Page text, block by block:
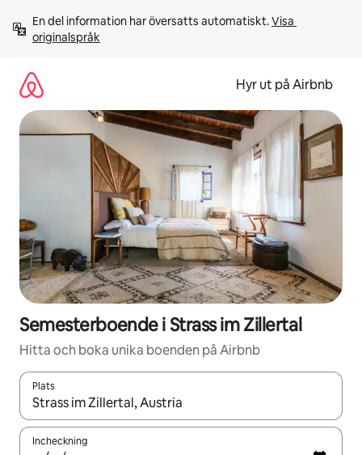
innehåll
En del information har översatts automatiskt. Visa
originalspråk
Hyr ut på Airbnb
Semesterboende i Strass im Zillertal
Hitta och boka unika boenden på Airbnb
Plats
När resultaten är tillgängliga kan du navigera med upp- och
Incheckning